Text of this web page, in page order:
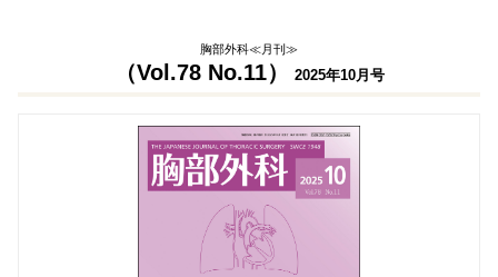
胸部外科≪月刊≫
（Vol.78 No.11） 2025年10月号